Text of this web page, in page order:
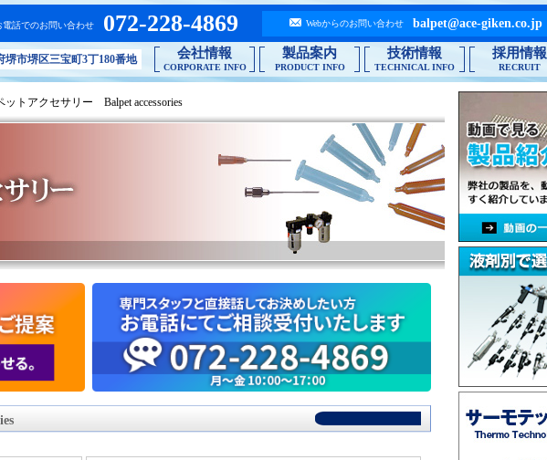
電話でのお問い合わせ 072-228-4869 Webからのお問い合わせ balpet@ace-giken.co.jp
市堺区三宝町3丁180番地 会社情報
CORPORATE INFO
製品案内
PRODUCT INFO
技術情報
TECHNICAL INFO
採用情報
RECRUIT
ットアクセサリー Balpet accessories
ポリシー
ー
液剤別で選ぶ